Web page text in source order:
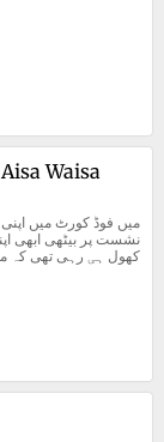
Waisa
کھول ہی رہی تھی کہ